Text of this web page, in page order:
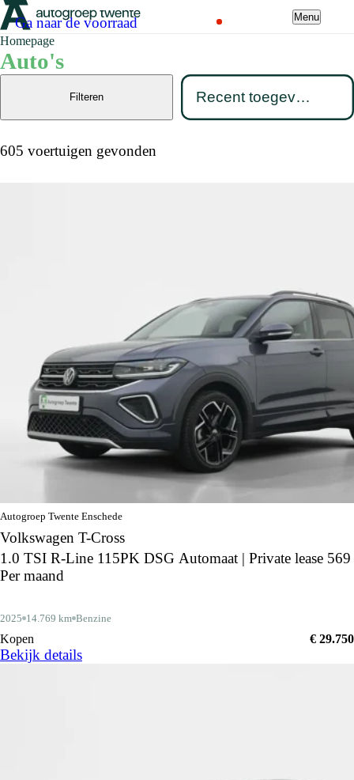
Menu
Homepage
Auto's
Ga naar de voorraad
605 voertuigen gevonden
Filteren
Autogroep Twente Enschede
Volkswagen T-Cross
1.0 TSI R-Line 115PK DSG Automaat | Private lease 569
Per maand
2025 14.769 km Benzine
Kopen € 29.750
Bekijk details